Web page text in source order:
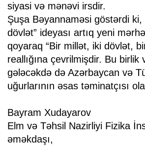
siyasi və mənəvi irsdir.
Şuşa Bəyannaməsi göstərdi ki,
dövlət” ideyası artıq yeni
qoyaraq “Bir millət, iki dövlət,
reallığına çevrilmişdir. Bu birlik
gələcəkdə də Azərbaycan və
uğurlarının əsas təminatçısı
Bayram Xudayarov
Elm və Təhsil Nazirliyi Fizika
əməkdaşı,